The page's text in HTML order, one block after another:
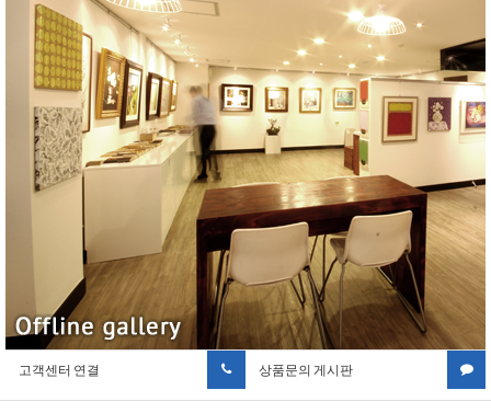
고객센터 연결 상품문의 게시판